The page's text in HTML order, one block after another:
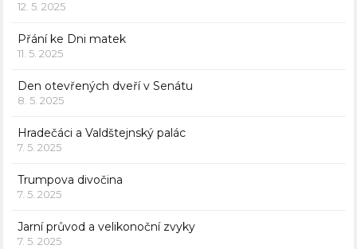
12. 5. 2025
Přání ke Dni matek
11. 5. 2025
Den otevřených dveří v Senátu
8. 5. 2025
Hradečáci a Valdštejnský palác
7. 5. 2025
Trumpova divočina
7. 5. 2025
Jarní průvod a velikonoční zvyky
7. 5. 2025